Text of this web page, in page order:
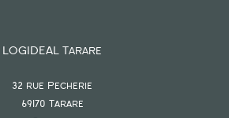
LOGIDEAL Tarare
32 rue Pecherie
69170 tarare